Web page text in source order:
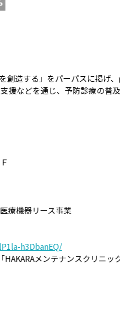
造する」をパーパスに掲げ
援などを通じ、予防診療の普
療機器リース事業
h3DbanEQ/
メンテナンスクリニッ